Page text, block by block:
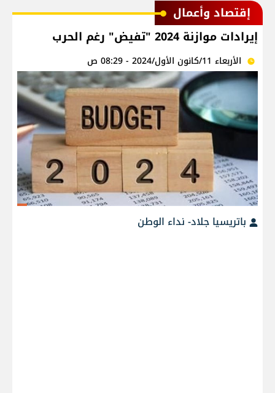
إقتصاد وأعمال
إيرادات موازنة 2024 "تفيض" رغم الحرب
الأربعاء 11/كانون الأول/2024 - 08:29 ص
باتريسيا جلاد- نداء الوطن